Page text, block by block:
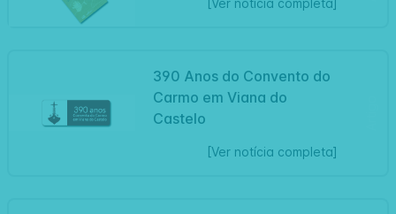
390 Anos do Convento do
Carmo em Viana do
Castelo
[Ver notícia completa]